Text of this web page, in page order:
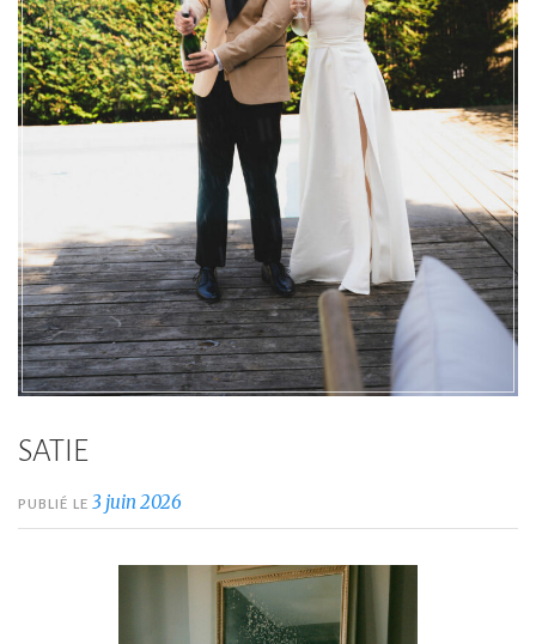
SATIE
PUBLIÉ LE 3 juin 2026